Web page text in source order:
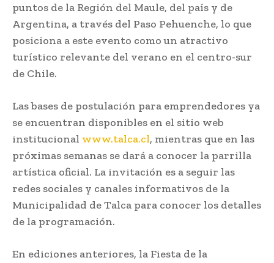
puntos de la Región del Maule, del país y de
Argentina, a través del Paso Pehuenche, lo que
posiciona a este evento como un atractivo
turístico relevante del verano en el centro-sur
de Chile.
Las bases de postulación para emprendedores ya
se encuentran disponibles en el sitio web
institucional www.talca.cl, mientras que en las
próximas semanas se dará a conocer la parrilla
artística oficial. La invitación es a seguir las
redes sociales y canales informativos de la
Municipalidad de Talca para conocer los detalles
de la programación.
En ediciones anteriores, la Fiesta de la